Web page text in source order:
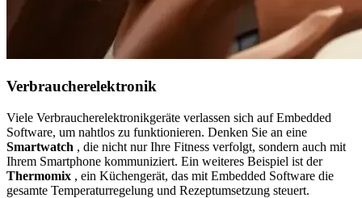
Verbraucherelektronik
Viele Verbraucherelektronikgeräte verlassen sich auf Embedded
Software, um nahtlos zu funktionieren. Denken Sie an eine
Smartwatch , die nicht nur Ihre Fitness verfolgt, sondern auch mit
Ihrem Smartphone kommuniziert. Ein weiteres Beispiel ist der
Thermomix , ein Küchengerät, das mit Embedded Software die
gesamte Temperaturregelung und Rezeptumsetzung steuert.